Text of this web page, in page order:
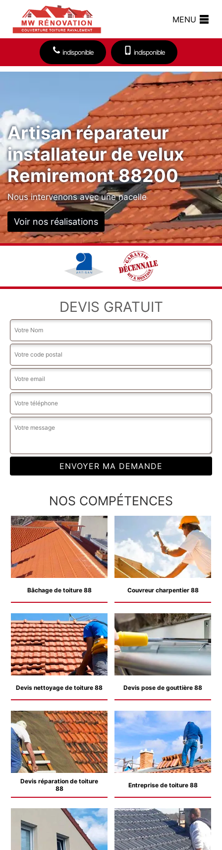
MENU
indisponible indisponible
Artisan réparateur
installateur de velux
Remiremont 88200
Nous intervenons avec une nacelle
Voir nos réalisations
DEVIS GRATUIT
NOS COMPÉTENCES
Bâchage de toiture 88 Couvreur charpentier 88
Devis nettoyage de toiture 88 Devis pose de gouttière 88
Devis réparation de toiture
88
Entreprise de toiture 88